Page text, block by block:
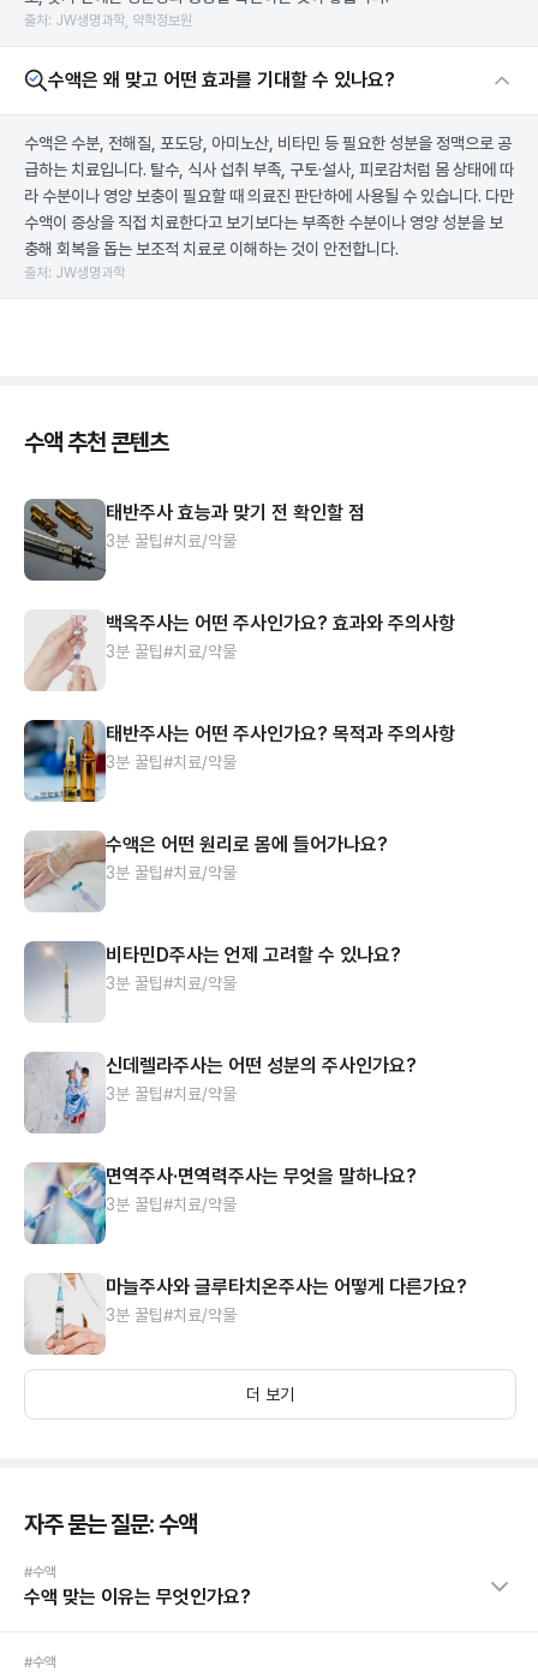
출처: JW생명과학, 약학정보원
수액은 왜 맞고 어떤 효과를 기대할 수 있나요?
수액은 수분, 전해질, 포도당, 아미노산, 비타민 등 필요한 성분을 정맥으로 공
급하는 치료입니다. 탈수, 식사 섭취 부족, 구토·설사, 피로감처럼 몸 상태에 따
라 수분이나 영양 보충이 필요할 때 의료진 판단하에 사용될 수 있습니다. 다만
수액이 증상을 직접 치료한다고 보기보다는 부족한 수분이나 영양 성분을 보
충해 회복을 돕는 보조적 치료로 이해하는 것이 안전합니다.
출처: JW생명과학
수액 추천 콘텐츠
태반주사 효능과 맞기 전 확인할 점
3분 꿀팁#치료/약물
백옥주사는 어떤 주사인가요? 효과와 주의사항
3분 꿀팁#치료/약물
태반주사는 어떤 주사인가요? 목적과 주의사항
3분 꿀팁#치료/약물
수액은 어떤 원리로 몸에 들어가나요?
3분 꿀팁#치료/약물
비타민D주사는 언제 고려할 수 있나요?
3분 꿀팁#치료/약물
신데렐라주사는 어떤 성분의 주사인가요?
3분 꿀팁#치료/약물
면역주사·면역력주사는 무엇을 말하나요?
3분 꿀팁#치료/약물
마늘주사와 글루타치온주사는 어떻게 다른가요?
3분 꿀팁#치료/약물
더 보기
자주 묻는 질문: 수액
#수액
수액 맞는 이유는 무엇인가요?
#수액